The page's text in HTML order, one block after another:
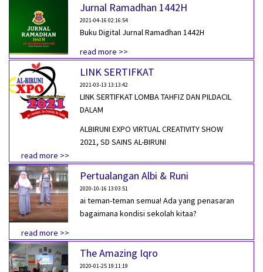
Jurnal Ramadhan 1442H
2021-04-16 02:16:54
Buku Digital Jurnal Ramadhan 1442H
read more >>
LINK SERTIFKAT
2021-03-13 13:13:42
LINK SERTIFKAT LOMBA TAHFIZ DAN PILDACIL
DALAM
ALBIRUNI EXPO VIRTUAL CREATIVITY SHOW
2021, SD SAINS AL-BIRUNI
read more >>
Pertualangan Albi & Runi
2020-10-16 13:03:51
ai teman-teman semua! Ada yang penasaran
bagaimana kondisi sekolah kitaa?
read more >>
The Amazing Iqro
2020-01-25 19:11:19